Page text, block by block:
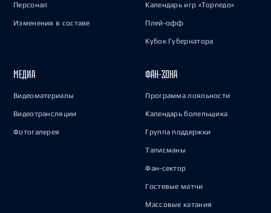
Персонал
Изменения в составе
Календарь игр «Торпедо»
Плей-офф
Кубок Губернатора
МЕДИА
Видеоматериалы
Видеотрансляции
Фотогалерея
ФАН-ЗОНА
Программа лояльности
Календарь болельщика
Группа поддержки
Талисманы
Фан-сектор
Гостевые матчи
Массовые катания